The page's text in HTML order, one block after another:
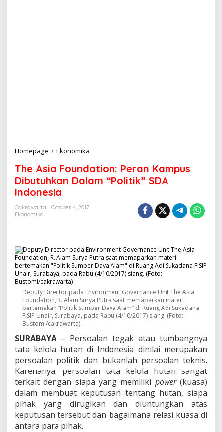
Homepage / Ekonomika
e
A
s
d
a
t
i
n
:
P
e
a
n
a
m
p
u
s
D
The Asia Foundation: Peran Kampus
Dibutuhkan Dalam “Politik” SDA
Indonesia
Cakrawarta
October 4, 2017
Ekonomika
Deputy Director pada Environment Governance Unit The Asia
Foundation, R. Alam Surya Putra saat memaparkan materi
bertemakan “Politik Sumber Daya Alam” di Ruang Adi Sukadana
FISIP Unair, Surabaya, pada Rabu (4/10/2017) siang. (Foto:
Bustomi/cakrawarta)
SURABAYA – Persoalan tegak atau tumbangnya
tata kelola hutan di Indonesia dinilai merupakan
persoalan politik dan bukanlah persoalan teknis.
Karenanya, persoalan tata kelola hutan sangat
terkait dengan siapa yang memiliki power(kuasa)
dalam membuat keputusan tentang hutan, siapa
pihak yang dirugikan dan diuntungkan atas
keputusan tersebut dan bagaimana relasi kuasa di
antara para pihak.